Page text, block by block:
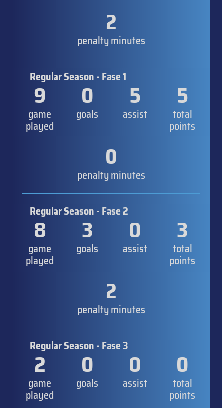
2
penalty minutes
Regular Season - Fase 1
9
game
played
0
goals
5
assist
5
total
points
0
penalty minutes
Regular Season - Fase 2
8
game
played
3
goals
0
assist
3
total
points
2
penalty minutes
Regular Season - Fase 3
2
game
played
0
goals
0
assist
0
total
points